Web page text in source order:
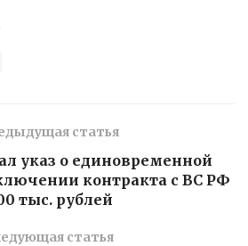
статья
указ о единовременной
контракта с ВС РФ
тыс. рублей
статья